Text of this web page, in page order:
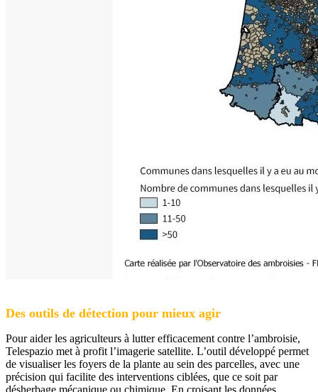
Des outils de détection pour mieux agir
Pour aider les agriculteurs à lutter efficacement contre l’ambroisie,
Telespazio met à profit l’imagerie satellite. L’outil développé permet
de visualiser les foyers de la plante au sein des parcelles, avec une
précision qui facilite des interventions ciblées, que ce soit par